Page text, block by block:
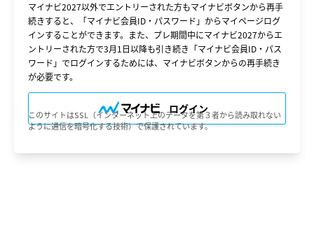
○第３条（会員ＩＤ番号とパスワード）
（１）会員は、会員ＩＤ番号を付与され、パスワードを登録す
るものとします。ただし、第５条に抵触すると当社が判断した
場合は、会員ＩＤ番号を付与されないことがあります。
（２）会員は、会員ＩＤ番号及びパスワードを第三者に譲渡も
しくは貸与してはなりません。
（３）会員の会員ＩＤ番号及びパスワードの管理および使用は
会員の責任とし、これらの使用上の過誤または第三者による不
正使用等については、当社は一切の責任を負わないものとしま
す。
（１）会員サービスの期間は、2025年2月1日～2027年3月31日
マイナビ2027以外でエントリーされた方もマイナビボタンから再手
続きすると、「マイナビ会員ID・パスワード」からマイページログ
インすることができます。また、プレ期間中にマイナビ2027からエ
ントリーされた方で3月1日以降も引き続き「マイナビ会員ID・パス
ワード」でログインするためには、マイナビボタンからの再手続き
が必要です。
ログイン
このサイトはSSL（インターネット上のデータを第３者から読み取れない
ように通信を暗号化する技術）で保護されています。